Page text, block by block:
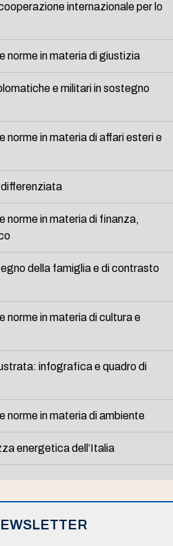
internazionale per lo
norme in materia di giustizia
e militari in sostegno
norme in materia di affari esteri e
differenziata
norme in materia di finanza,
della famiglia e di contrasto
norme in materia di cultura e
infografica e quadro di
norme in materia di ambiente
energetica dell’Italia